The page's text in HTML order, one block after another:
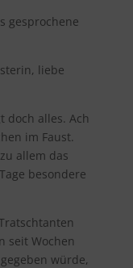
gesprochene
liebe
doch alles. Ach
im Faust.
allem das
besondere
seit Wochen
würde,